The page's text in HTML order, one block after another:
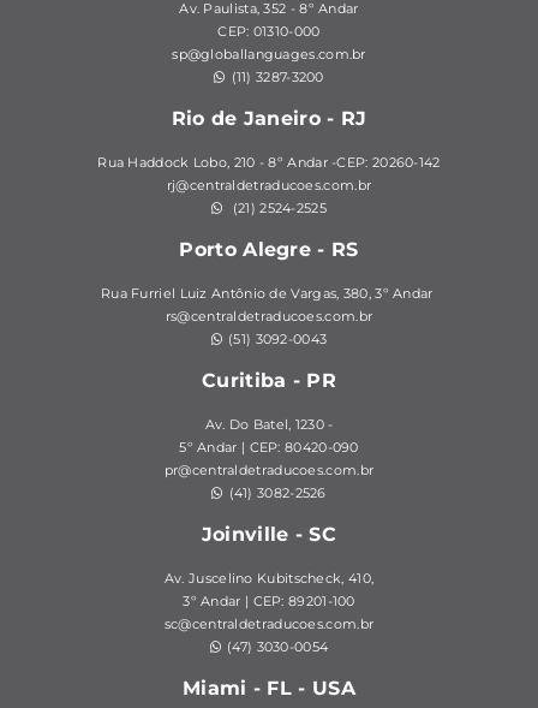
Av. Paulista, 352 - 8º Andar
CEP: 01310-000
sp@globallanguages.com.br
(11) 3287-3200
Rio de Janeiro - RJ
Rua Haddock Lobo, 210 - 8º Andar -CEP: 20260-142
rj@centraldetraducoes.com.br
(21) 2524-2525
Porto Alegre - RS
Rua Furriel Luiz Antônio de Vargas, 380,3º Andar
rs@centraldetraducoes.com.br
(51) 3092-0043
Curitiba - PR
Av. Do Batel, 1230 -
5º Andar | CEP: 80420-090
pr@centraldetraducoes.com.br
(41) 3082-2526
Joinville - SC
Av. Juscelino Kubitscheck, 410,
3º Andar | CEP: 89201-100
sc@centraldetraducoes.com.br
(47) 3030-0054
Miami - FL - USA